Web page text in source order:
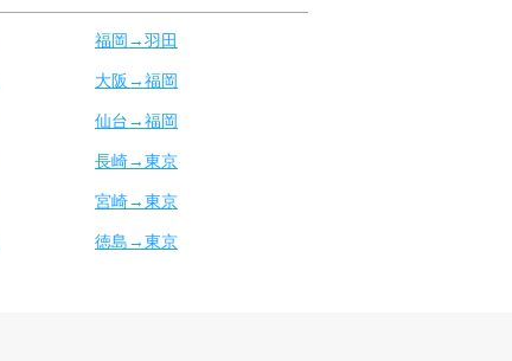
福岡→羽田
大阪→福岡
仙台→福岡
長崎→東京
宮崎→東京
徳島→東京